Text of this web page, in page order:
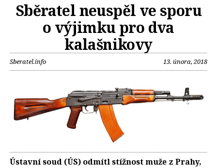
Sběratel neuspěl ve sporu
o výjimku pro dva
kalašnikovy
Sberatel.info 13. února, 2018
Ústavní soud (ÚS) odmítl stížnost muže z Prahy,